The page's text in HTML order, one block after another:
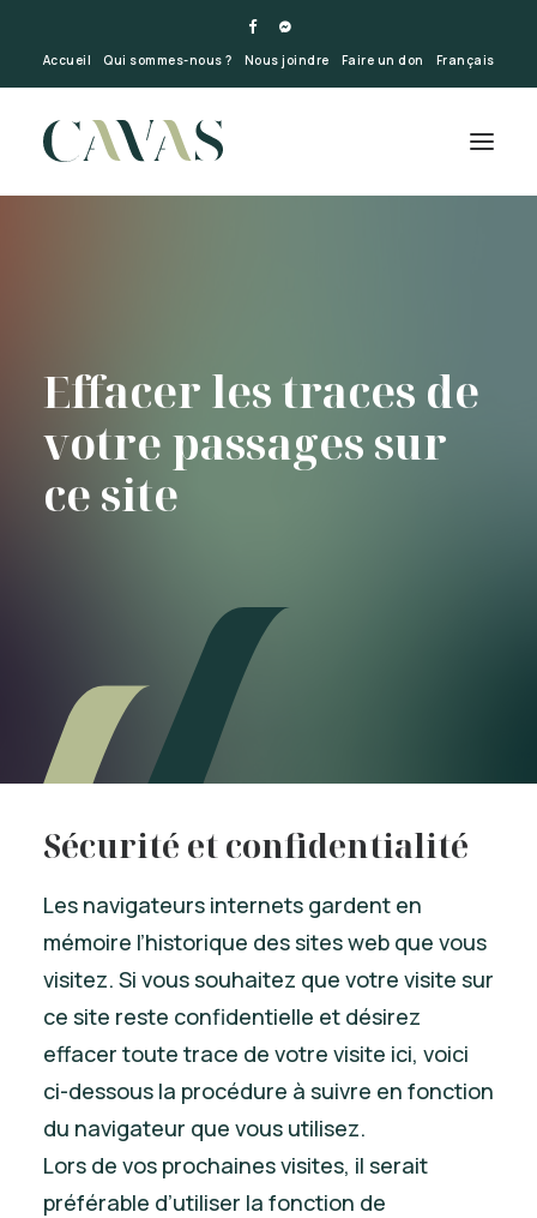
Accueil Qui sommes-nous ? Nous joindre Faire un don Français
Effacer les traces de
votre passages sur
ce site
Sécurité et confidentialité
Les navigateurs internets gardent en
mémoire l’historique des sites web que vous
visitez. Si vous souhaitez que votre visite sur
ce site reste confidentielle et désirez
effacer toute trace de votre visite ici, voici
ci-dessous la procédure à suivre en fonction
du navigateur que vous utilisez.
Lors de vos prochaines visites, il serait
préférable d’utiliser la fonction de